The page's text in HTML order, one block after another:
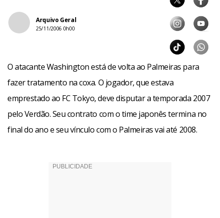
Arquivo Geral
25/11/2006 0h00
O atacante Washington está de volta ao Palmeiras para
fazer tratamento na coxa. O jogador, que estava
emprestado ao FC Tokyo, deve disputar a temporada 2007
pelo Verdão. Seu contrato com o time japonês termina no
final do ano e seu vínculo com o Palmeiras vai até 2008.